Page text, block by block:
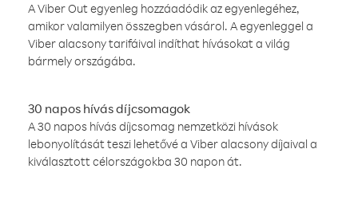
A Viber Out egyenleg hozzáadódik az egyenlegéhez,
amikor valamilyen összegben vásárol. A egyenleggel a
Viber alacsony tarifáival indíthat hívásokat a világ
bármely országába.
30 napos hívás díjcsomagok
A 30 napos hívás díjcsomag nemzetközi hívások
lebonyolítását teszi lehetővé a Viber alacsony díjaival a
kiválasztott célországokba 30 napon át.